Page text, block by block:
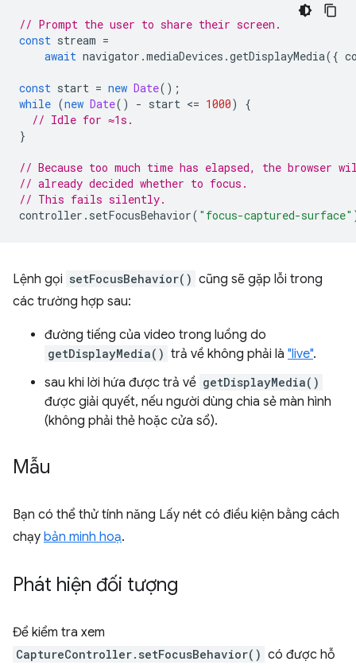
// Prompt the user to share their screen.
const stream =
await navigator .mediaDevices .getDisplayMedia({
const start = new Date();
while (new Date() - start <= 1000)
{
// Idle for ≈1s.
}
// Because too much time has elapsed, the browser
// already decided whether to focus.
// This fails silently.
controller . setFocusBehavior( "focus-captured-surface"
Lệnh gọi setFocusBehavior() cũng sẽ gặp lỗi trong
các trường hợp sau:
đường tiếng của video trong luồng do
getDisplayMedia() trả về không phải là "live".
sau khi lời hứa được trả về getDisplayMedia()
được giải quyết, nếu người dùng chia sẻ màn hình
(không phải thẻ hoặc cửa sổ).
Mẫu
Bạn có thể thử tính năng Lấy nét có điều kiện bằng cách
chạy bản minh hoạ.
Phát hiện đối tượng
Để kiểm tra xem
CaptureController.setFocusBehavior() có được hỗ